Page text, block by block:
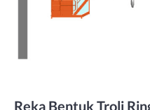
Reka Bentuk Troli